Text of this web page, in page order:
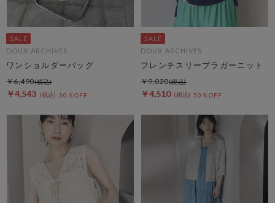
DOUX ARCHIVES
ワンショルダーバッグ
￥4,543 30％OFF
￥6,490
DOUX ARCHIVES
フレンチスリーブラガーニット
￥4,510 50％OFF
￥9,020